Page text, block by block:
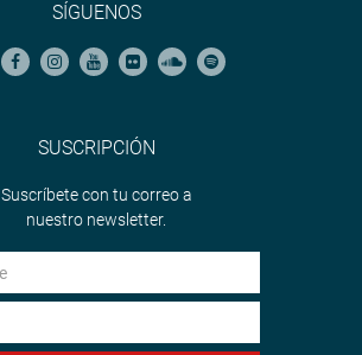
SÍGUENOS
SUSCRIPCIÓN
Suscríbete con tu correo a
nuestro newsletter.